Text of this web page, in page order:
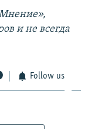
и не всегда
Follow us